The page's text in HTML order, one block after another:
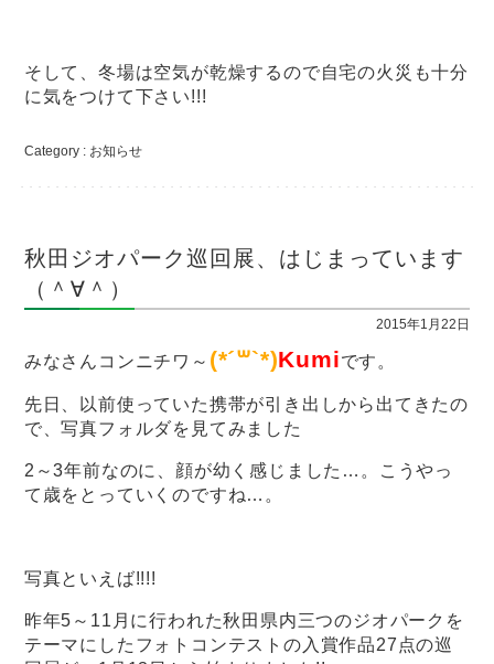
そして、冬場は空気が乾燥するので自宅の火災も十分
に気をつけて下さい!!!
Category : お知らせ
秋田ジオパーク巡回展、はじまっています
（＾∀＾）
2015年1月22日
みなさんコンニチワ～ (*´꒳`*)Kumiです。
先日、以前使っていた携帯が引き出しから出てきたの
で、写真フォルダを見てみました
2～3年前なのに、顔が幼く感じました…。こうやっ
て歳をとっていくのですね…。
写真といえば!!!!
昨年5～11月に行われた秋田県内三つのジオパークを
テーマにしたフォトコンテストの入賞作品27点の巡